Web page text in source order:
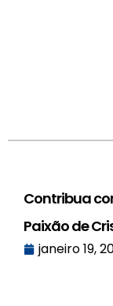
Contribua
Paixão de
janeiro 19,